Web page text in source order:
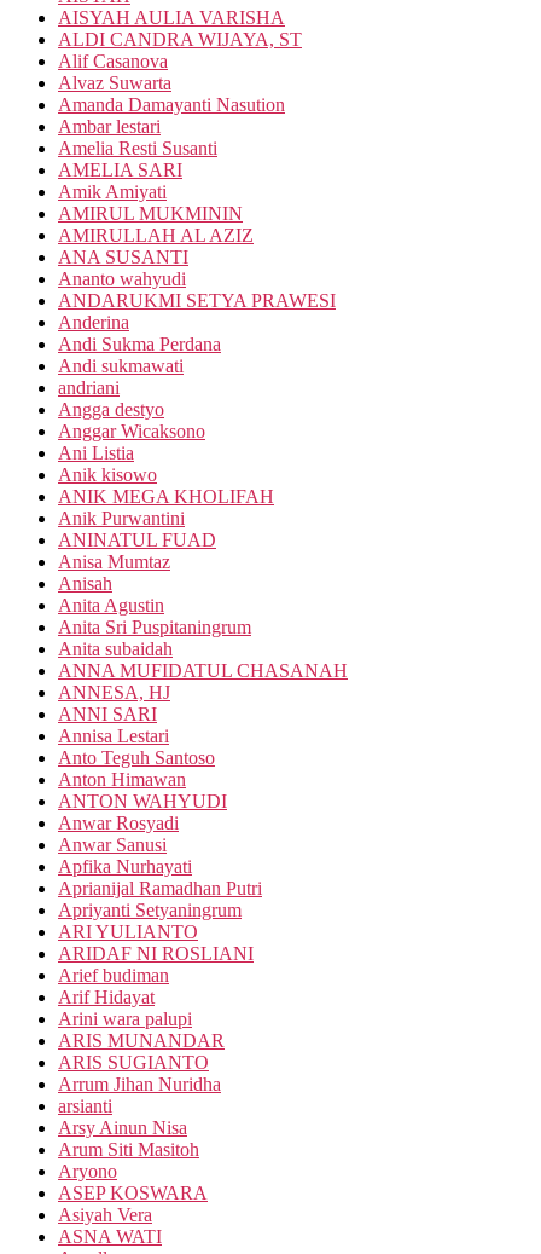
AISYAH AULIA VARISHA
ALDI CANDRA WIJAYA, ST
Alif Casanova
Alvaz Suwarta
Amanda Damayanti Nasution
Ambar lestari
Amelia Resti Susanti
AMELIA SARI
Amik Amiyati
AMIRUL MUKMININ
AMIRULLAH AL AZIZ
ANA SUSANTI
Ananto wahyudi
ANDARUKMI SETYA PRAWESI
Anderina
Andi Sukma Perdana
Andi sukmawati
andriani
Angga destyo
Anggar Wicaksono
Ani Listia
Anik kisowo
ANIK MEGA KHOLIFAH
Anik Purwantini
ANINATUL FUAD
Anisa Mumtaz
Anisah
Anita Agustin
Anita Sri Puspitaningrum
Anita subaidah
ANNA MUFIDATUL CHASANAH
ANNESA, HJ
ANNI SARI
Annisa Lestari
Anto Teguh Santoso
Anton Himawan
ANTON WAHYUDI
Anwar Rosyadi
Anwar Sanusi
Apfika Nurhayati
Aprianijal Ramadhan Putri
Apriyanti Setyaningrum
ARI YULIANTO
ARIDAF NI ROSLIANI
Arief budiman
Arif Hidayat
Arini wara palupi
ARIS MUNANDAR
ARIS SUGIANTO
Arrum Jihan Nuridha
arsianti
Arsy Ainun Nisa
Arum Siti Masitoh
Aryono
ASEP KOSWARA
Asiyah Vera
ASNA WATI